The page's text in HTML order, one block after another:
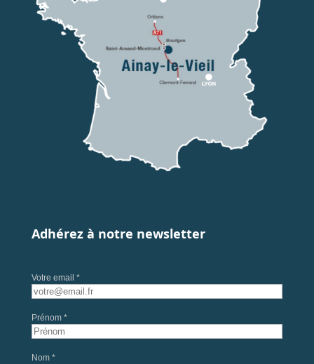
Adhérez à notre newsletter
Votre email *
Prénom *
Nom *